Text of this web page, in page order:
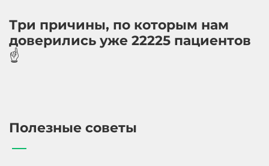
Три причины, по которым нам
доверились уже 22225 пациентов
☝️
Полезные советы